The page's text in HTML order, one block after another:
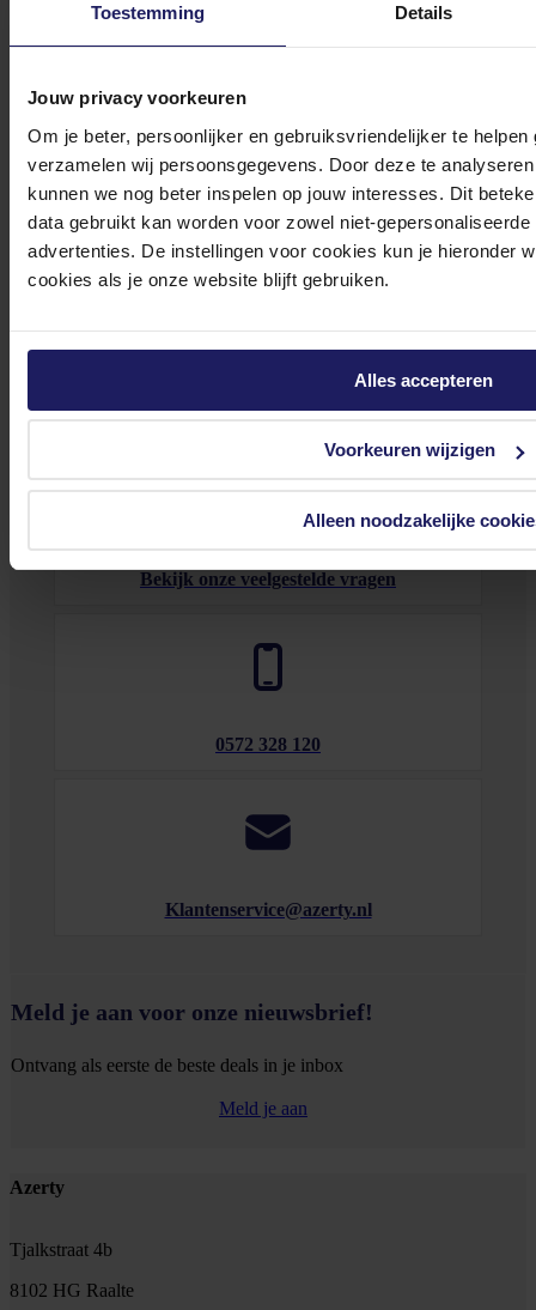
Toestemming Details
Jouw privacy voorkeuren
Om je beter, persoonlijker en gebruiksvriendelijker te
verzamelen wij persoonsgegevens. Door deze te
kunnen we nog beter inspelen op jouw interesses. Dit
data gebruikt kan worden voor zowel niet-
advertenties. De instellingen voor cookies kun je hieronder
cookies als je onze website blijft gebruiken.
Alles accepteren
Voorkeuren wijzigen
Alleen noodzakelijke
ATX12V 2.4, ATX12V 2.31 - 80 PLUS Gold - 850 Watt - Modulair - 100-240V -
Incl. 21% BTW
In winkel­wagen
Stel jouw vragen aan onze klantenservice!
Heb je vragen over onze producten, diensten of service? Onze deskundige
door indien nodig.
Onze klantenservice is via mail bereikbaar van maandag t/m vrijdag van 09.00
tot 17.00 uur en op zaterdag van 10.00 tot 15.00 uur.
Bekijk onze veelgestelde vragen
0572 328 120
Klantenservice@azerty.nl
Meld je aan voor onze nieuwsbrief!
Ontvang als eerste de beste deals in je inbox
Meld je aan
Footer
Azerty
Tjalkstraat 4b
8102 HG Raalte